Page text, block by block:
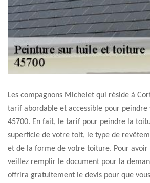
Les compagnons Michelet qui réside à
tarif abordable et accessible pour
45700. En fait, le tarif pour peindre la
superficie de votre toit, le type de
et de la forme de votre toiture. Pour avoir
veillez remplir le document pour la
offrira gratuitement le devis pour que